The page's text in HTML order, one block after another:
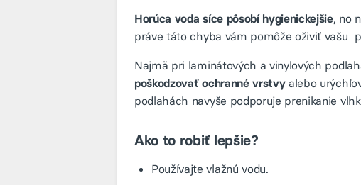
Horúca voda síce pôsobí hygienickejšie, no
práve táto chyba vám pomôže oživiť vašu
Najmä pri laminátových a vinylových
poškodzovať ochranné vrstvyalebo
podlahách navyše podporuje prenikanie
Ako to robiť lepšie?
Používajte vlažnú vodu.